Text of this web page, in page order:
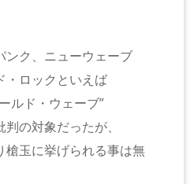
ンク、ニューウェーブ
・ロックといえば
ルド・ウェーブ”
の対象だったが、
槍玉に挙げられる事は無